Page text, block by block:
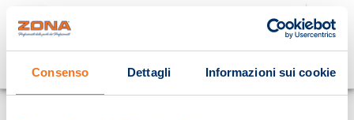
Consenso Dettagli Informazioni sui cookie
Cosa stai cercando?